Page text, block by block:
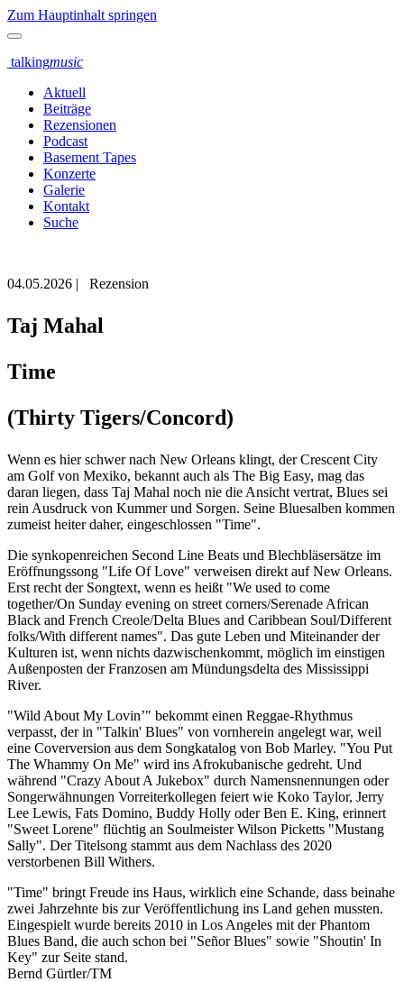
Zum Hauptinhalt springen
talkingmusic
Aktuell
Beiträge
Rezensionen
Podcast
Basement Tapes
Konzerte
Galerie
Kontakt
Suche
04.05.2026 | Rezension
Taj Mahal
Time
(Thirty Tigers/Concord)
Wenn es hier schwer nach New Orleans klingt, der Crescent City
am Golf von Mexiko, bekannt auch als The Big Easy, mag das
daran liegen, dass Taj Mahal noch nie die Ansicht vertrat, Blues sei
rein Ausdruck von Kummer und Sorgen. Seine Bluesalben kommen
zumeist heiter daher, eingeschlossen "Time".
Die synkopenreichen Second Line Beats und Blechbläsersätze im
Eröffnungssong "Life Of Love" verweisen direkt auf New Orleans.
Erst recht der Songtext, wenn es heißt "We used to come
together/On Sunday evening on street corners/Serenade African
Black and French Creole/Delta Blues and Caribbean Soul/Different
folks/With different names". Das gute Leben und Miteinander der
Kulturen ist, wenn nichts dazwischenkommt, möglich im einstigen
Außenposten der Franzosen am Mündungsdelta des Mississippi
River.
"Wild About My Lovin’" bekommt einen Reggae-Rhythmus
verpasst, der in "Talkin' Blues" von vornherein angelegt war, weil
eine Coverversion aus dem Songkatalog von Bob Marley. "You Put
The Whammy On Me" wird ins Afrokubanische gedreht. Und
während "Crazy About A Jukebox" durch Namensnennungen oder
Songerwähnungen Vorreiterkollegen feiert wie Koko Taylor, Jerry
Lee Lewis, Fats Domino, Buddy Holly oder Ben E. King, erinnert
"Sweet Lorene" flüchtig an Soulmeister Wilson Picketts "Mustang
Sally". Der Titelsong stammt aus dem Nachlass des 2020
verstorbenen Bill Withers.
"Time" bringt Freude ins Haus, wirklich eine Schande, dass beinahe
zwei Jahrzehnte bis zur Veröffentlichung ins Land gehen mussten.
Eingespielt wurde bereits 2010 in Los Angeles mit der Phantom
Blues Band, die auch schon bei "Señor Blues" sowie "Shoutin' In
Key" zur Seite stand.
Bernd Gürtler/TM